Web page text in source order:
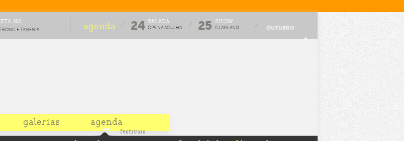
NO ...
E TAMENPI
DA FESTA
agenda 24 BALADA
OPS NA AGULHA
25 SHOW
GLASS AND
OUTUBRO
galerias agenda
festivais